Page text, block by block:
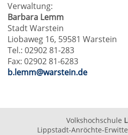
Verwaltung:
Barbara Lemm
Stadt Warstein
Liobaweg 16, 59581 Warstein
Tel.: 02902 81-283
Fax: 02902 81-6283
b.lemm@warstein.de
Volkshochschule
Lippstadt-Anröchte-